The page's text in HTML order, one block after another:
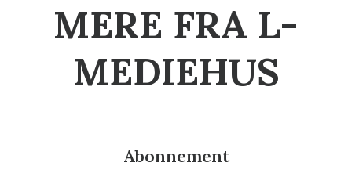
MERE FRA L-
MEDIEHUS
Abonnement